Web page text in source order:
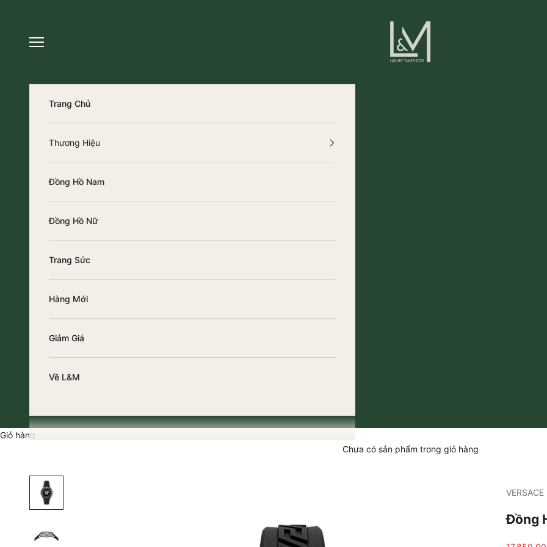
Trang Chủ
Thương Hiệu
Đồng Hồ Nam
Đồng Hồ Nữ
Trang Sức
Hàng Mới
Giảm Giá
Về L&M
Giỏ hàng
Chưa có sản phẩm trong giỏ hàng
VERSACE
Đồng